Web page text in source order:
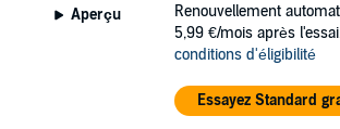
Aperçu
Renouvellement
5,99 €/mois après
conditions d'éligibilité
Essayez Standard